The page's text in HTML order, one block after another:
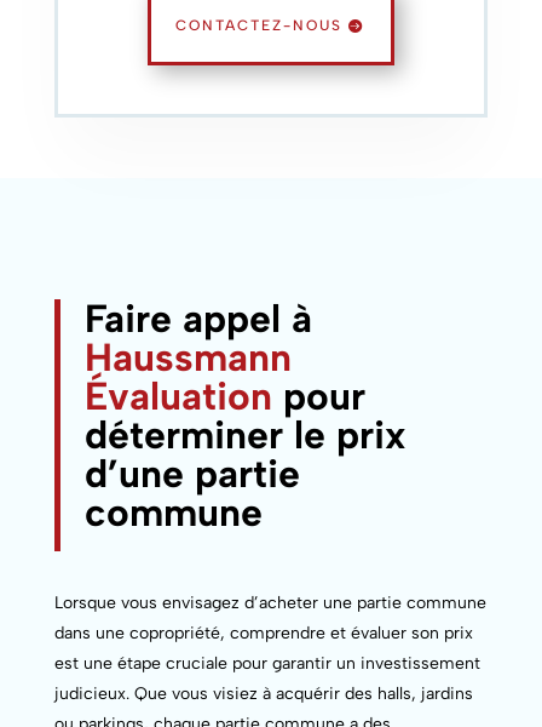
CONTACTEZ-NOUS
Faire appel à
Haussmann
Évaluation pour
déterminer le prix
d’une partie
commune
Lorsque vous envisagez d’acheter une partie commune
dans une copropriété, comprendre et évaluer son prix
est une étape cruciale pour garantir un investissement
judicieux. Que vous visiez à acquérir des halls, jardins